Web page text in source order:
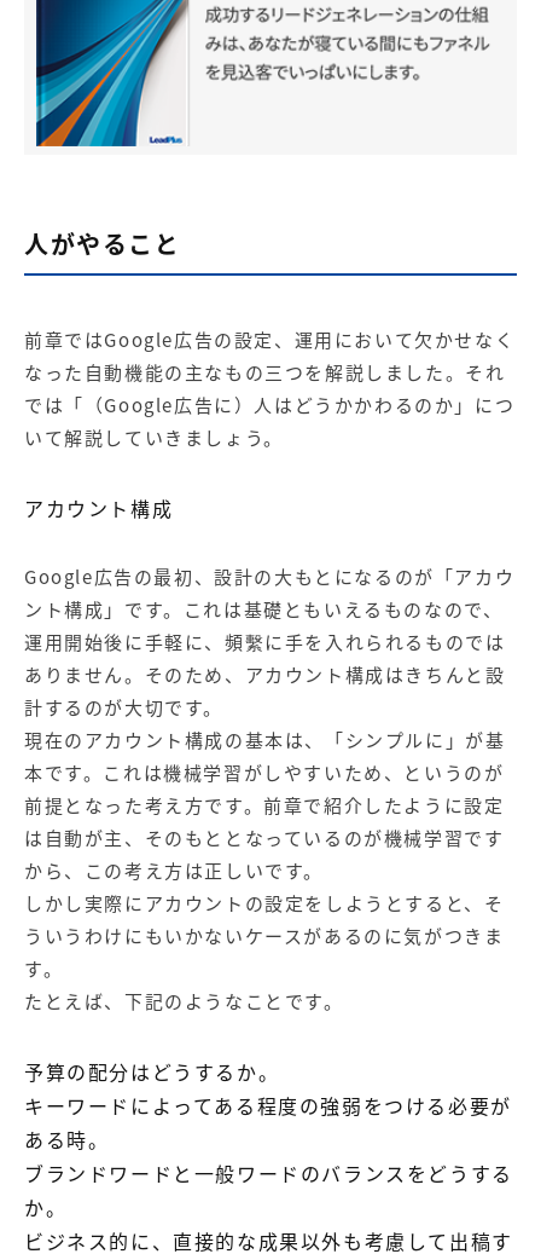
人がやること
前章ではGoogle広告の設定、運用において欠かせなく
なった自動機能の主なもの三つを解説しました。それ
では「（Google広告に）人はどうかかわるのか」につ
いて解説していきましょう。
アカウント構成
Google広告の最初、設計の大もとになるのが「アカウ
ント構成」です。これは基礎ともいえるものなので、
運用開始後に手軽に、頻繫に手を入れられるものでは
ありません。そのため、アカウント構成はきちんと設
計するのが大切です。
現在のアカウント構成の基本は、「シンプルに」が基
本です。これは機械学習がしやすいため、というのが
前提となった考え方です。前章で紹介したように設定
は自動が主、そのもととなっているのが機械学習です
から、この考え方は正しいです。
しかし実際にアカウントの設定をしようとすると、そ
ういうわけにもいかないケースがあるのに気がつきま
す。
たとえば、下記のようなことです。
予算の配分はどうするか。
キーワードによってある程度の強弱をつける必要が
ある時。
ブランドワードと一般ワードのバランスをどうする
か。
ビジネス的に、直接的な成果以外も考慮して出稿す